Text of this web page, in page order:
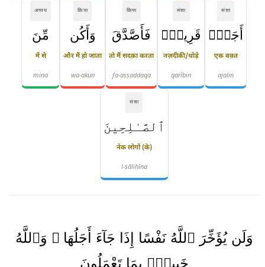
संज्ञा
أَجَلٍۢ
एक वक़्त
ajalin
संज्ञा
قَرِيبٍۢ
नज़दीकी/थोड़े
qarībin
क्रिया
فَأَصَّدَّقَ
तो मैं सदक़ा करता
fa-aṣṣaddaqa
क्रिया
وَأَكُن
और मैं हो जाता
wa-akun
अव्यय
مِّنَ
में से
mina
संज्ञा
ٱلصَّـٰلِحِينَ
नेक लोगों (के)
l-ṣāliḥīna
وَلَن يُؤَخِّرَ ٱللَّهُ نَفْسًا إِذَا جَآءَ أَجَلُهَا ۚ وَٱللَّهُ
خَبِيرٌۢ بِمَا تَعْمَلُونَ